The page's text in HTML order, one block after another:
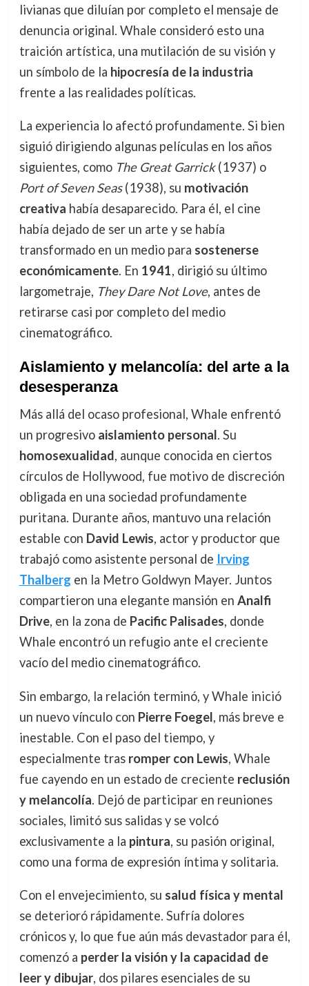
livianas que diluían por completo el mensaje de
denuncia original. Whale consideró esto una
traición artística, una mutilación de su visión y
un símbolo de la hipocresía de la industria
frente a las realidades políticas.
La experiencia lo afectó profundamente. Si bien
siguió dirigiendo algunas películas en los años
siguientes, como The Great Garrick(1937) o
Port of Seven Seas(1938), su motivación
creativa había desaparecido. Para él, el cine
había dejado de ser un arte y se había
transformado en un medio para sostenerse
económicamente. En 1941, dirigió su último
largometraje, They Dare Not Love, antes de
retirarse casi por completo del medio
cinematográfico.
Aislamiento y melancolía: del arte a la
desesperanza
Más allá del ocaso profesional, Whale enfrentó
un progresivo aislamiento personal. Su
homosexualidad, aunque conocida en ciertos
círculos de Hollywood, fue motivo de discreción
obligada en una sociedad profundamente
puritana. Durante años, mantuvo una relación
estable con David Lewis, actor y productor que
trabajó como asistente personal de Irving
Thalberg en la Metro Goldwyn Mayer. Juntos
compartieron una elegante mansión en Analfi
Drive, en la zona de Pacific Palisades, donde
Whale encontró un refugio ante el creciente
vacío del medio cinematográfico.
Sin embargo, la relación terminó, y Whale inició
un nuevo vínculo con Pierre Foegel, más breve e
inestable. Con el paso del tiempo, y
especialmente tras romper con Lewis, Whale
fue cayendo en un estado de creciente reclusión
y melancolía. Dejó de participar en reuniones
sociales, limitó sus salidas y se volcó
exclusivamente a la pintura, su pasión original,
como una forma de expresión íntima y solitaria.
Con el envejecimiento, su salud física y mental
se deterioró rápidamente. Sufría dolores
crónicos y, lo que fue aún más devastador para él,
comenzó a perder la visión y la capacidad de
leer y dibujar, dos pilares esenciales de su